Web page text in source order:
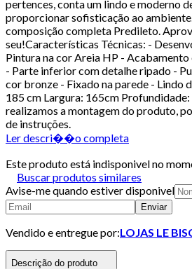
pertences, conta um lindo e moderno
proporcionar sofisticação ao
composição completa Predileto.
seu!Características Técnicas: -
Pintura na cor Areia HP - Acabamento
- Parte inferior com detalhe ripado -
cor bronze - Fixado na parede - Lindo
185 cm Largura: 165cm
realizamos a montagem do produto,
de instruções.
Ler descri��o completa
Este produto está indisponivel no
Buscar produtos similares
Avise-me quando estiver disponivel
Enviar
Vendido e entregue por:LOJAS LE
Descrição do produto